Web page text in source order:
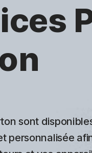
Norton
sont
personnalisée